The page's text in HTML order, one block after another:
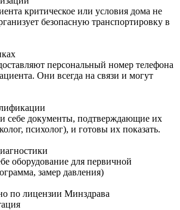
критическое или условия дома не
безопасную транспортировку в
персональный номер телефона
Они всегда на связи и могут
себе документы, подтверждающие их
психолог), и готовы их показать.
оборудование для первичной
замер давления)
по лицензии Минздрава